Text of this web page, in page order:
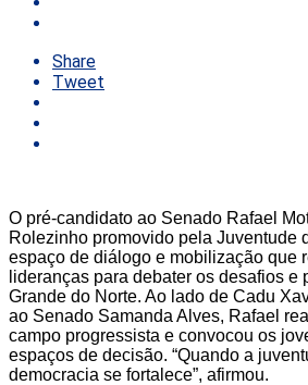
Share
Tweet
O pré-candidato ao Senado Rafael
Rolezinho promovido pela Juventude
espaço de diálogo e mobilização que
lideranças para debater os desafios e
Grande do Norte. Ao lado de Cadu
ao Senado Samanda Alves, Rafael
campo progressista e convocou os
espaços de decisão. “Quando a
democracia se fortalece”, afirmou.